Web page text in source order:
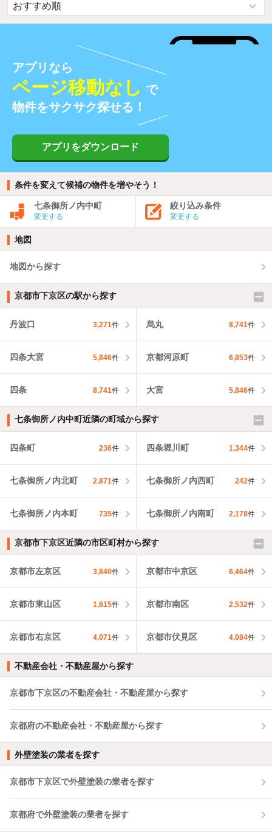
アプリなら
ページ移動なし で
物件をサクサク探せる！
アプリをダウンロード
条件を変えて候補の物件を増やそう！
七条御所ノ内中町
変更する
絞り込み条件
変更する
地図
地図から探す
京都市下京区の駅から探す
丹波口 3,271件 烏丸 8,741件
四条大宮 5,846件 京都河原町 6,853件
四条 8,741件 大宮 5,846件
七条御所ノ内中町近隣の町域から探す
四条町 236件 四条堀川町 1,344件
七条御所ノ内北町 2,871件 七条御所ノ内西町 242件
七条御所ノ内本町 735件 七条御所ノ内南町 2,178件
京都市下京区近隣の市区町村から探す
京都市左京区 3,840件 京都市中京区 6,464件
京都市東山区 1,615件 京都市南区 2,532件
京都市右京区 4,071件 京都市伏見区 4,084件
不動産会社・不動産屋から探す
京都市下京区の不動産会社・不動産屋から探す
京都府の不動産会社・不動産屋から探す
外壁塗装の業者を探す
京都市下京区で外壁塗装の業者を探す
京都府で外壁塗装の業者を探す